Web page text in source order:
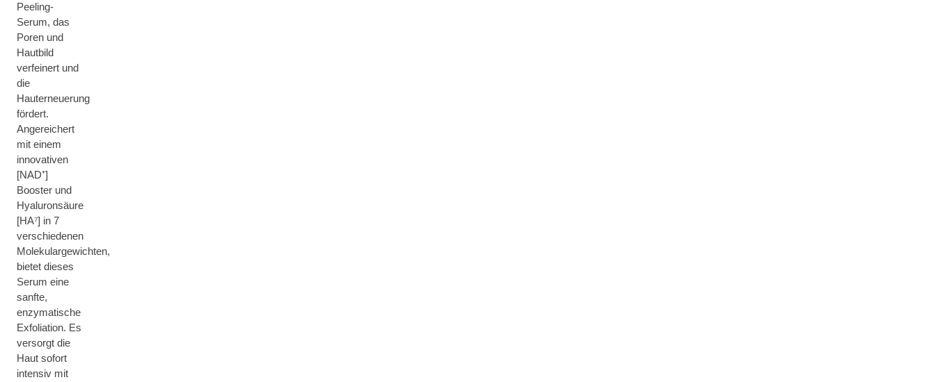
Peeling-
Serum, das
Poren und
Hautbild
verfeinert und
die
Hauterneuerung
fördert.
Angereichert
mit einem
innovativen
[NAD⁺]
Booster und
Hyaluronsäure
[HA⁷] in 7
verschiedenen
Molekulargewichten,
bietet dieses
Serum eine
sanfte,
enzymatische
Exfoliation. Es
versorgt die
Haut sofort
intensiv mit